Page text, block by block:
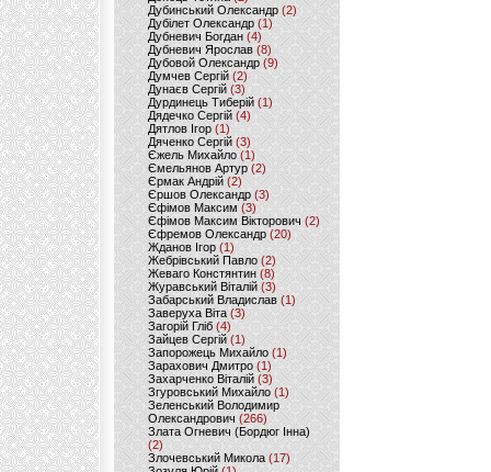
Дубинський Олександр(2)
Дубілет Олександр (1)
Дубневич Богдан (4)
Дубневич Ярослав (8)
Дубовой Олександр(9)
Думчев Сергій (2)
Дунаєв Сергій(3)
Дурдинець Тиберій (1)
Дядечко Сергій (4)
Дятлов Ігор (1)
Дяченко Сергій (3)
Єжель Михайло (1)
Ємельянов Артур (2)
Єрмак Андрій (2)
Єршов Олександр (3)
Єфімов Максим (3)
Єфімов Максим Вікторович (2)
Єфремов Олександр (20)
Жданов Ігор (1)
Жебрівський Павло (2)
Жеваго Констянтин (8)
Журавський Віталій (3)
Забарський Владислав (1)
Заверуха Віта (3)
Загорій Гліб (4)
Зайцев Сергій(1)
Запорожець Михайло (1)
Зарахович Дмитро (1)
Захарченко Віталій (3)
Згуровський Михайло (1)
Зеленський Володимир
Олександрович (266)
Злата Огневич (Бордюг Інна)
(2)
Злочевський Микола(17)